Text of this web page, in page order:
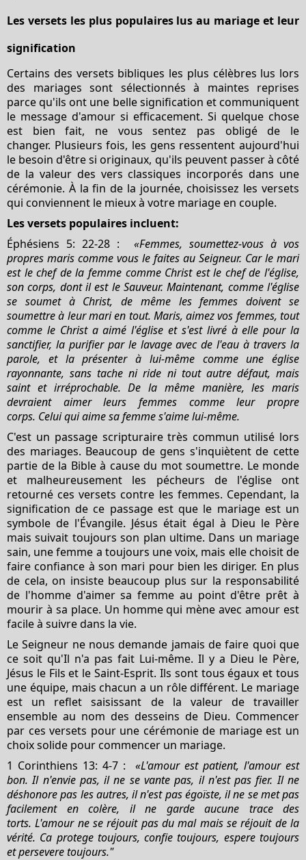
Les versets les plus populaires lus au mariage et leur
signification
Certains des versets bibliques les plus célèbres lus lors
des mariages sont sélectionnés à maintes reprises
parce qu'ils ont une belle signification et communiquent
le message d'amour si efficacement. Si quelque chose
est bien fait, ne vous sentez pas obligé de le
changer. Plusieurs fois, les gens ressentent aujourd'hui
le besoin d'être si originaux, qu'ils peuvent passer à côté
de la valeur des vers classiques incorporés dans une
cérémonie. À la fin de la journée, choisissez les versets
qui conviennent le mieux à votre mariage en couple.
Les versets populaires incluent:
Éphésiens 5: 22-28 : «Femmes, soumettez-vous à vos
propres maris comme vous le faites au Seigneur. Car le mari
est le chef de la femme comme Christ est le chef de l'église,
son corps, dont il est le Sauveur. Maintenant, comme l'église
se soumet à Christ, de même les femmes doivent se
soumettre à leur mari en tout. Maris, aimez vos femmes, tout
comme le Christ a aimé l'église et s'est livré à elle pour la
sanctifier, la purifier par le lavage avec de l'eau à travers la
parole, et la présenter à lui-même comme une église
rayonnante, sans tache ni ride ni tout autre défaut, mais
saint et irréprochable. De la même manière, les maris
devraient aimer leurs femmes comme leur propre
corps. Celui qui aime sa femme s'aime lui-même.
C'est un passage scripturaire très commun utilisé lors
des mariages. Beaucoup de gens s'inquiètent de cette
partie de la Bible à cause du mot soumettre. Le monde
et malheureusement les pécheurs de l'église ont
retourné ces versets contre les femmes. Cependant, la
signification de ce passage est que le mariage est un
symbole de l'Évangile. Jésus était égal à Dieu le Père
mais suivait toujours son plan ultime. Dans un mariage
sain, une femme a toujours une voix, mais elle choisit de
faire confiance à son mari pour bien les diriger. En plus
de cela, on insiste beaucoup plus sur la responsabilité
de l'homme d'aimer sa femme au point d'être prêt à
mourir à sa place. Un homme qui mène avec amour est
facile à suivre dans la vie.
Le Seigneur ne nous demande jamais de faire quoi que
ce soit qu'Il n'a pas fait Lui-même. Il y a Dieu le Père,
Jésus le Fils et le Saint-Esprit. Ils sont tous égaux et tous
une équipe, mais chacun a un rôle différent. Le mariage
est un reflet saisissant de la valeur de travailler
ensemble au nom des desseins de Dieu. Commencer
par ces versets pour une cérémonie de mariage est un
choix solide pour commencer un mariage.
1 Corinthiens 13: 4-7 : «L'amour est patient, l'amour est
bon. Il n'envie pas, il ne se vante pas, il n'est pas fier. Il ne
déshonore pas les autres, il n'est pas égoïste, il ne se met pas
facilement en colère, il ne garde aucune trace des
torts. L'amour ne se réjouit pas du mal mais se réjouit de la
vérité. Ca protege toujours, confie toujours, espere toujours
et persevere toujours."